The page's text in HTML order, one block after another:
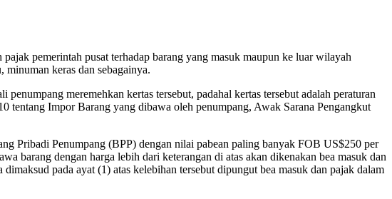
pemerintah pusat terhadap barang yang masuk maupun ke luar wilayah
minuman keras dan sebagainya.
penumpang meremehkan kertas tersebut, padahal kertas tersebut adalah peraturan
tentang Impor Barang yang dibawa oleh penumpang, Awak Sarana Pengangkut
Pribadi Penumpang (BPP) dengan nilai pabean paling banyak FOB US$250 per
barang dengan harga lebih dari keterangan di atas akan dikenakan bea masuk dan
pada ayat (1) atas kelebihan tersebut dipungut bea masuk dan pajak dalam